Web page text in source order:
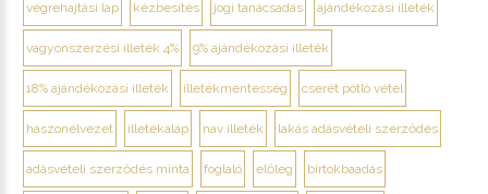
végrehajtási lap kézbesítés jogi tanácsadás ajándékozási illeték
vagyonszerzési illeték 4% 9% ajándékozási illeték
18% ajándékozási illeték illetékmentesség cserét pótló vétel
haszonélvezet illetékalap nav illeték lakás adásvételi szerződés
adásvételi szerződés minta foglaló előleg birtokbaadás